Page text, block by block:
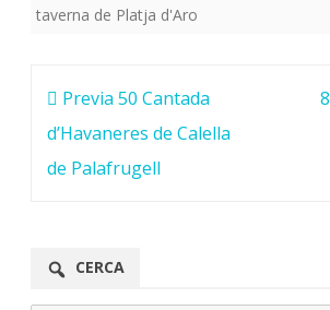
taverna de Platja d'Aro
Navegació
d'entrades
Previa 50 Cantada
d’Havaneres de Calella
de Palafrugell
CERCA